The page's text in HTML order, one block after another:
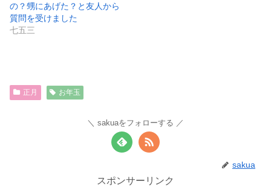
の？甥にあげた？と友人から
質問を受けました
七五三
正月 お年玉
sakuaをフォローする
sakua
スポンサーリンク